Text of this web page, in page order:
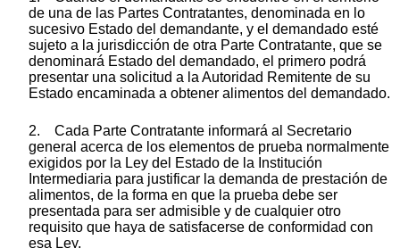
de una de las Partes Contratantes, denominada en lo
sucesivo Estado del demandante, y el demandado esté
sujeto a la jurisdicción de otra Parte Contratante, que se
denominará Estado del demandado, el primero podrá
presentar una solicitud a la Autoridad Remitente de su
Estado encaminada a obtener alimentos del demandado.
2. Cada Parte Contratante informará al Secretario
general acerca de los elementos de prueba normalmente
exigidos por la Ley del Estado de la Institución
Intermediaria para justificar la demanda de prestación de
alimentos, de la forma en que la prueba debe ser
presentada para ser admisible y de cualquier otro
requisito que haya de satisfacerse de conformidad con
esa Ley.